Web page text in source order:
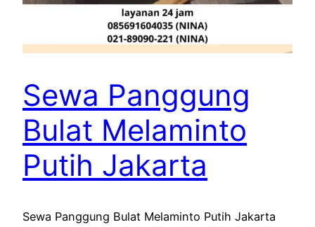
Sewa Panggung
Bulat Melaminto
Putih Jakarta
Sewa Panggung Bulat Melaminto Putih Jakarta